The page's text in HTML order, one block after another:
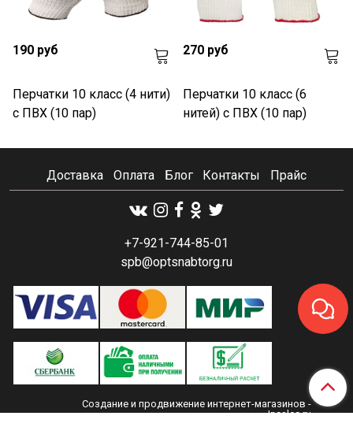
190 руб
Перчатки 10 класс (4 нити)
с ПВХ (10 пар)
270 руб
Перчатки 10 класс (6
нитей) с ПВХ (10 пар)
Доставка Оплата Блог Контакты Прайс
+7-921-744-85-01
spb@optsnabtorg.ru
Создание и продвижение интернет-магазинов -
Insales.ru